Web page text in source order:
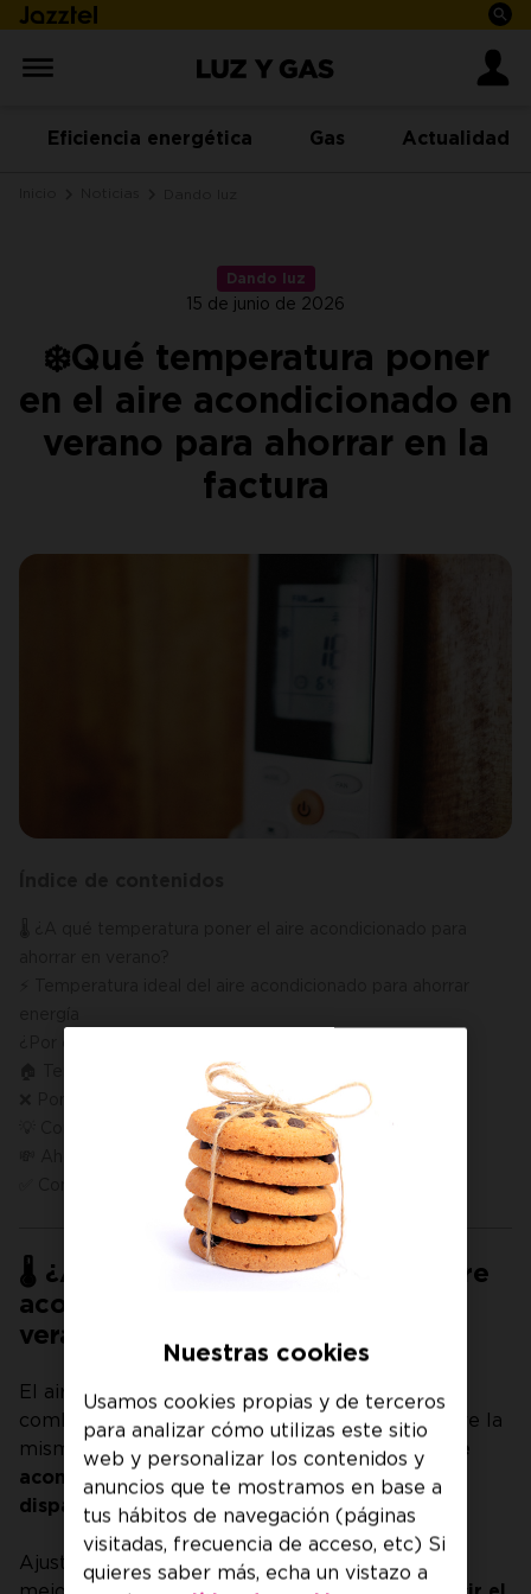
Eficiencia energética Gas Actualidad
Dando luz
15 de junio de 2026
❄️Qué temperatura poner
en el aire acondicionado en
verano para ahorrar en la
factura
🏠 Temperatura recomendada según la estancia
❌ Poner el aire acondicionado a 18 °C no enfría antes
💡 Consejos para ahorrar con el aire acondicionado
💸 Ahorra en tu factura con Jazztel Luz y Gas
✅ Conclusión: confort y ahorro van de la mano
🌡️ ¿A qué temperatura poner el aire
acondicionado para ahorrar en
verano?
El aire acondicionado es el mejor aliado para
combatir el calor en verano. Pero surge siempre la
misma duda: ¿a qué temperatura poner el aire
acondicionado para estar cómodo sin que se
dispare la factura de la luz?
Ajustar correctamente la temperatura no solo
Nuestras cookies
Usamos cookies propias y de terceros
para analizar cómo utilizas este sitio
web y personalizar los contenidos y
anuncios que te mostramos en base a
tus hábitos de navegación (páginas
visitadas, frecuencia de acceso, etc) Si
quieres saber más, echa un vistazo a